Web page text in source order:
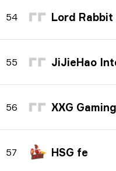
54 Lord Rabbit
55 JiJieHao
56 XXG Gaming
57 HSG fe